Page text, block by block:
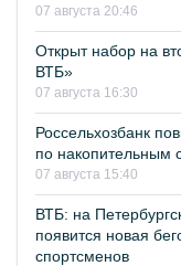
07 августа 20:46
Открыт набор на
ВТБ»
07 августа 16:30
Россельхозбанк
по накопительным
07 августа 15:40
ВТБ: на
появится новая
спортсменов